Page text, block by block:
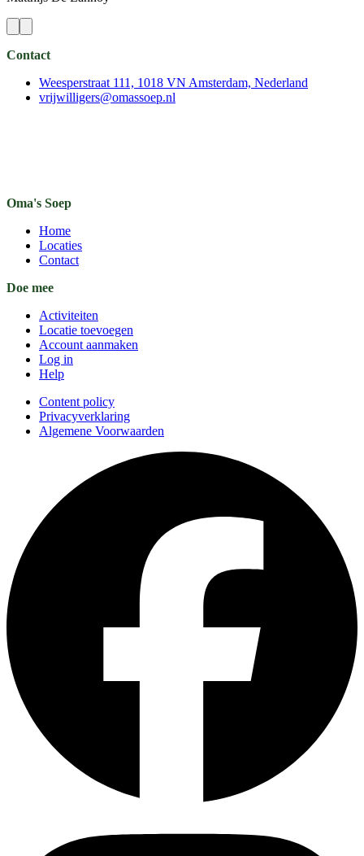
Contact
Weesperstraat 111, 1018 VN Amsterdam, Nederland
vrijwilligers@omassoep.nl
Oma's Soep
Home
Locaties
Contact
Doe mee
Activiteiten
Locatie toevoegen
Account aanmaken
Log in
Help
Content policy
Privacyverklaring
Algemene Voorwaarden